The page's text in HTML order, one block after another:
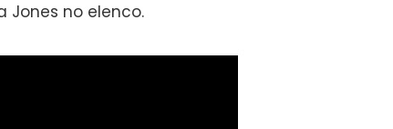
Jones no elenco.